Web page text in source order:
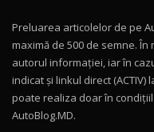
Drive
16:27
11
Noul
Preluarea articolelor de pe
maximă de 500 de semne.
autorul informației, iar în
indicat și linkul direct
poate realiza doar în
AutoBlog.MD.